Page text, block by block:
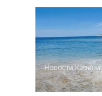
Новости Казани